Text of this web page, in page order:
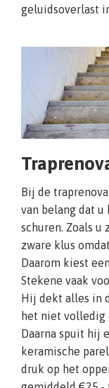
geluidsoverlast
Bij de
van belang dat
schuren. Zoals
zware klus
Daarom kiest
Stekene vaak
Hij dekt alles in
het niet
Daarna spuit hij
keramische
druk op het